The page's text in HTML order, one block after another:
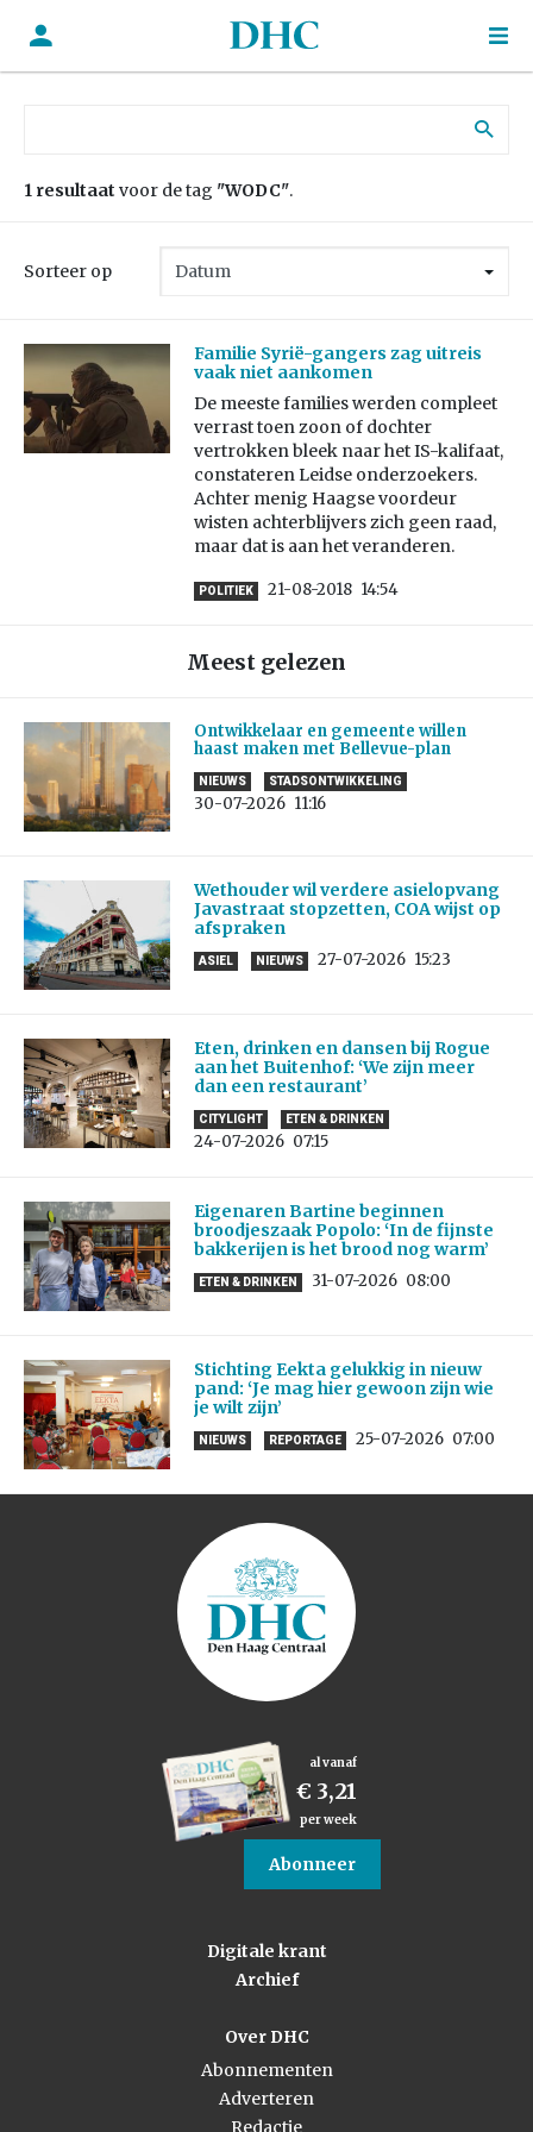
1 resultaat voor de tag "WODC".
Sorteer op
Familie Syrië-gangers zag uitreis
vaak niet aankomen
De meeste families werden compleet
verrast toen zoon of dochter
vertrokken bleek naar het IS-kalifaat,
constateren Leidse onderzoekers.
Achter menig Haagse voordeur
wisten achterblijvers zich geen raad,
maar dat is aan het veranderen.
POLITIEK 21-08-2018 14:54
Meest gelezen
Ontwikkelaar en gemeente willen
haast maken met Bellevue-plan
NIEUWS STADSONTWIKKELING
30-07-2026 11:16
Wethouder wil verdere asielopvang
Javastraat stopzetten, COA wijst op
afspraken
ASIEL NIEUWS 27-07-2026 15:23
Eten, drinken en dansen bij Rogue
aan het Buitenhof: ‘We zijn meer
dan een restaurant’
CITYLIGHT ETEN & DRINKEN
24-07-2026 07:15
Eigenaren Bartine beginnen
broodjeszaak Popolo: ‘In de fijnste
bakkerijen is het brood nog warm’
ETEN & DRINKEN 31-07-2026 08:00
Stichting Eekta gelukkig in nieuw
pand: ‘Je mag hier gewoon zijn wie
je wilt zijn’
NIEUWS REPORTAGE 25-07-2026 07:00
al vanaf
€ 3,21
per week
Abonneer
Digitale krant
Archief
Over DHC
Abonnementen
Adverteren
Redactie